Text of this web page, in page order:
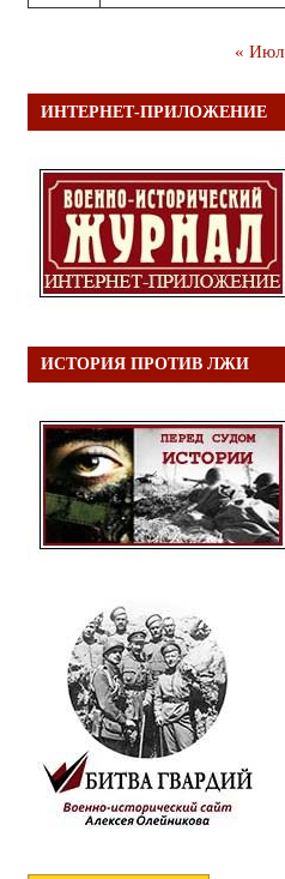
« Июл
ИНТЕРНЕТ-ПРИЛОЖЕНИЕ
ИСТОРИЯ ПРОТИВ ЛЖИ